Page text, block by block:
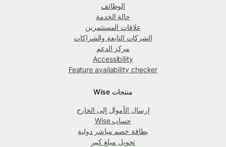
الوظائف
حالة الخدمة
علاقات المستثمرين
الشركات التابعة والشراكات
مركز الدعم
Accessibility
Feature availability checker
منتجات Wise
إرسال الأموال إلى الخارج
حساب Wise
بطاقة خصم مباشر دولية
تحويل مبلغ كبير